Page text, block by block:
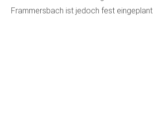
Frammersbach ist jedoch fest eingeplant.